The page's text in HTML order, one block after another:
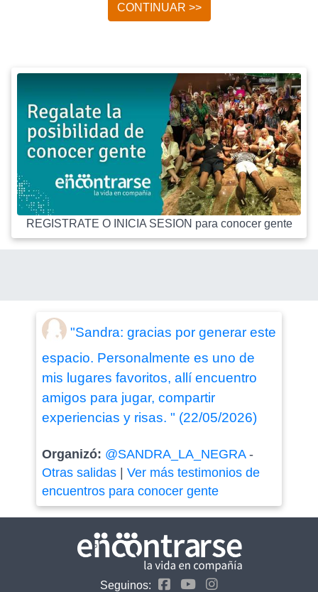
CONTINUAR >>
REGISTRATE O INICIA SESION para conocer gente
"Sandra: gracias por generar este
espacio. Personalmente es uno de
mis lugares favoritos, allí encuentro
amigos para jugar, compartir
experiencias y risas. " (22/05/2026)
Organizó: @SANDRA_LA_NEGRA-
Otras salidas| Ver más testimonios de
encuentros para conocer gente
Seguinos: